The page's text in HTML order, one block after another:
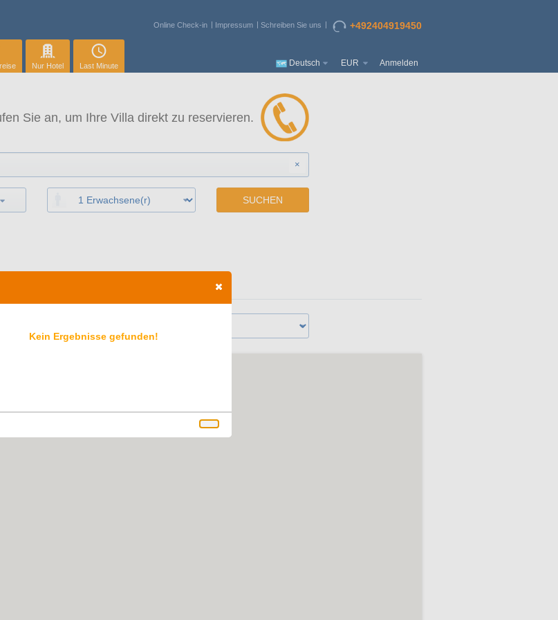
Online Check-in Impressum Schreiben Sie uns +492404919450
Nur Hotel Last Minute Deutsch EUR Anmelden
Sie an, um Ihre Villa direkt zu reservieren.
×
SUCHEN
vorzunehmen.
Kein Ergebnisse gefunden!